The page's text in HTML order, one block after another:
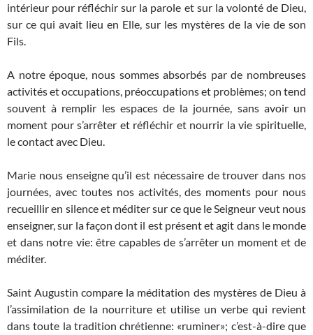
intérieur pour réfléchir sur la parole et sur la volonté de Dieu,
sur ce qui avait lieu en Elle, sur les mystères de la vie de son
Fils.
A notre époque, nous sommes absorbés par de nombreuses
activités et occupations, préoccupations et problèmes; on tend
souvent à remplir les espaces de la journée, sans avoir un
moment pour s’arrêter et réfléchir et nourrir la vie spirituelle,
le contact avec Dieu.
Marie nous enseigne qu’il est nécessaire de trouver dans nos
journées, avec toutes nos activités, des moments pour nous
recueillir en silence et méditer sur ce que le Seigneur veut nous
enseigner, sur la façon dont il est présent et agit dans le monde
et dans notre vie: être capables de s’arrêter un moment et de
méditer.
Saint Augustin compare la méditation des mystères de Dieu à
l’assimilation de la nourriture et utilise un verbe qui revient
dans toute la tradition chrétienne: «ruminer»; c’est-à-dire que